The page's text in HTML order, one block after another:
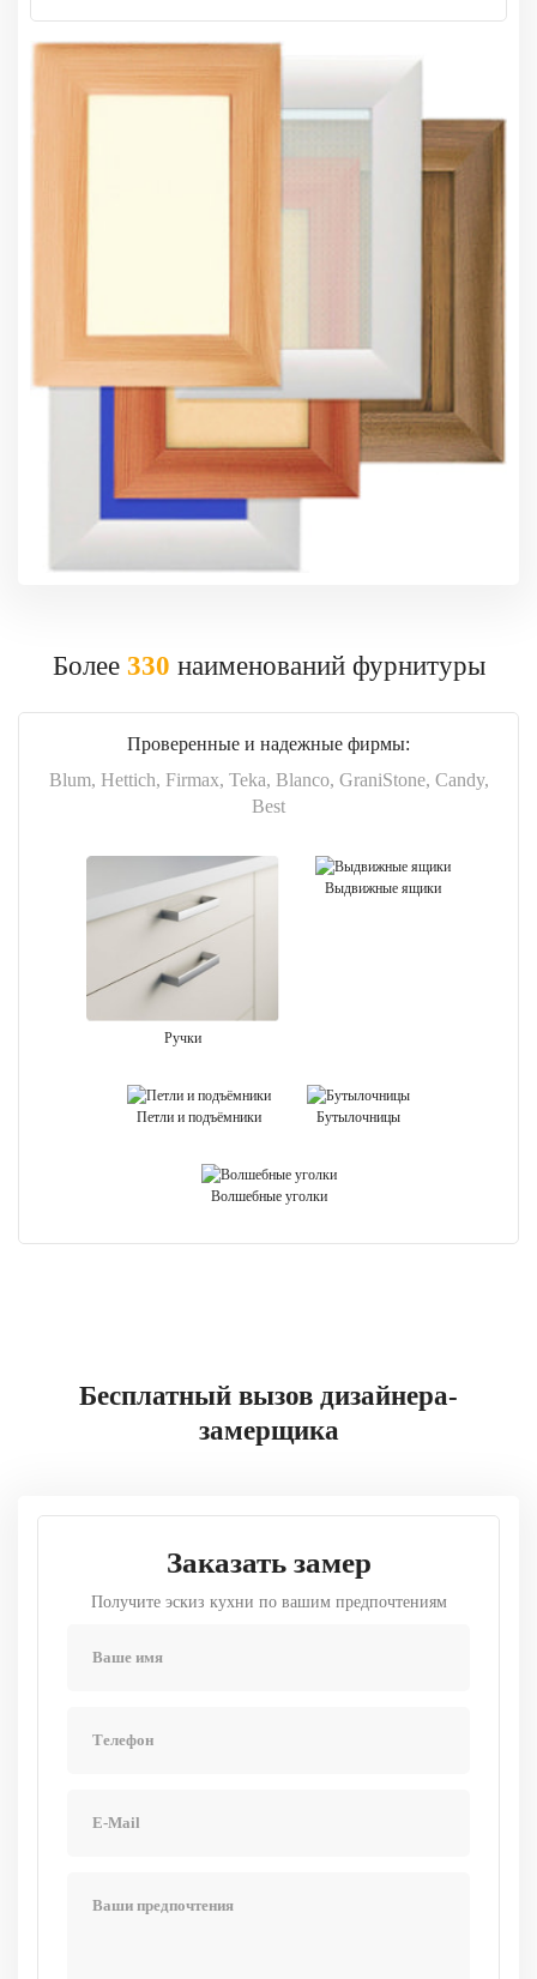
Более 330 наименований фурнитуры
Проверенные и надежные фирмы:
Blum, Hettich, Firmax, Teka, Blanco, GraniStone, Candy,
Best
Ручки
Выдвижные ящики
Петли и подъёмники Бутылочницы
Волшебные уголки
Бесплатный вызов дизайнера-
замерщика
Заказать замер
Получите эскиз кухни по вашим предпочтениям